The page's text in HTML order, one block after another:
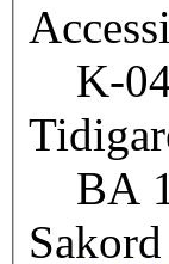
K-
BA
Sakord